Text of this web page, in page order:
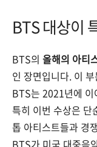
BTS 대상이
BTS의 올해의 아티
인 장면입니다. 이
BTS는 2021년에 이
특히 이번 수상은 단
톱 아티스트들과 경
BTS가 미국 대중음